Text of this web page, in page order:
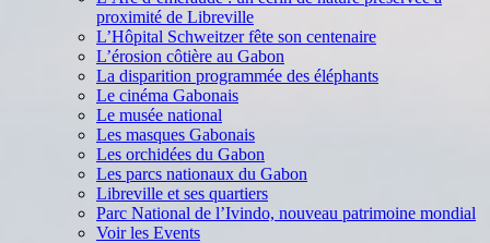
proximité de Libreville
L’Hôpital Schweitzer fête son centenaire
L’érosion côtière au Gabon
La disparition programmée des éléphants
Le cinéma Gabonais
Le musée national
Les masques Gabonais
Les orchidées du Gabon
Les parcs nationaux du Gabon
Libreville et ses quartiers
Parc National de l’Ivindo, nouveau patrimoine mondial
Voir les Events